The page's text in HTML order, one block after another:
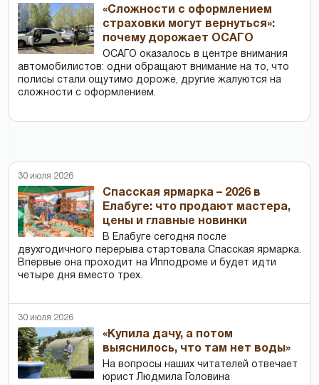
«Сложности с оформлением
страховки могут вернуться»:
почему дорожает ОСАГО
ОСАГО оказалось в центре внимания
автомобилистов: одни обращают внимание на то, что
полисы стали ощутимо дороже, другие жалуются на
сложности с оформлением.
30 июля 2026
Спасская ярмарка – 2026 в
Елабуге: что продают мастера,
цены и главные новинки
В Елабуге сегодня после
двухгодичного перерыва стартовала Спасская ярмарка.
Впервые она проходит на Ипподроме и будет идти
четыре дня вместо трех.
30 июля 2026
«Купила дачу, а потом
выяснилось, что там нет воды»
На вопросы наших читателей отвечает
юрист Людмила Головина